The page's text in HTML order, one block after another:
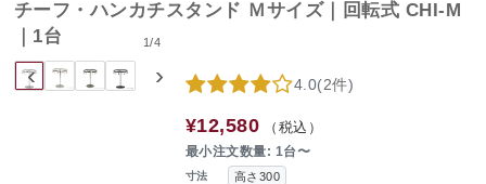
‹ ›
1/4
チーフ・ハンカチスタンド Ｍサイズ｜回転式 CHI-M
｜1台
寸法 高さ300
4.0(2件)
¥12,580 （税込）
最小注文数量: 1台〜